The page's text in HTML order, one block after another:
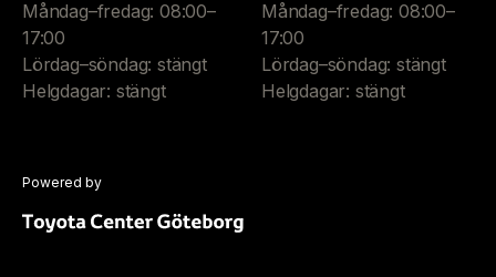
Måndag–fredag: 08:00–
17:00
Lördag–söndag: stängt
Helgdagar: stängt
Måndag–fredag: 08:00–
17:00
Lördag–söndag: stängt
Helgdagar: stängt
Powered by